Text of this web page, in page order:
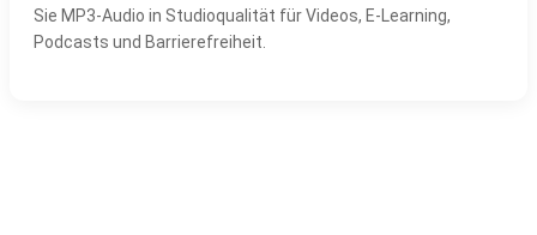
Sie MP3-Audio in Studioqualität für Videos, E-Learning,
Podcasts und Barrierefreiheit.